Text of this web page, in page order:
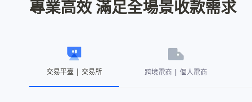
專業高效 滿足全場景收款需求
交易平臺 | 交易所 跨境電商 | 個人電商